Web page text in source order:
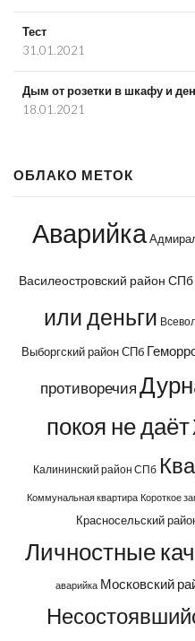
Тест
31.01.2021
Дым от розетки в шкафу и
18.01.2021
ОБЛАКО МЕТОК
Аварийка
Василеостровский район СПб
или деньги
Выборгский район СПб
противоречия
покоя не даёт
Калининский район СПб
Коммунальная квартира Короткое
Красносельский
Личностные
аварийка Московский